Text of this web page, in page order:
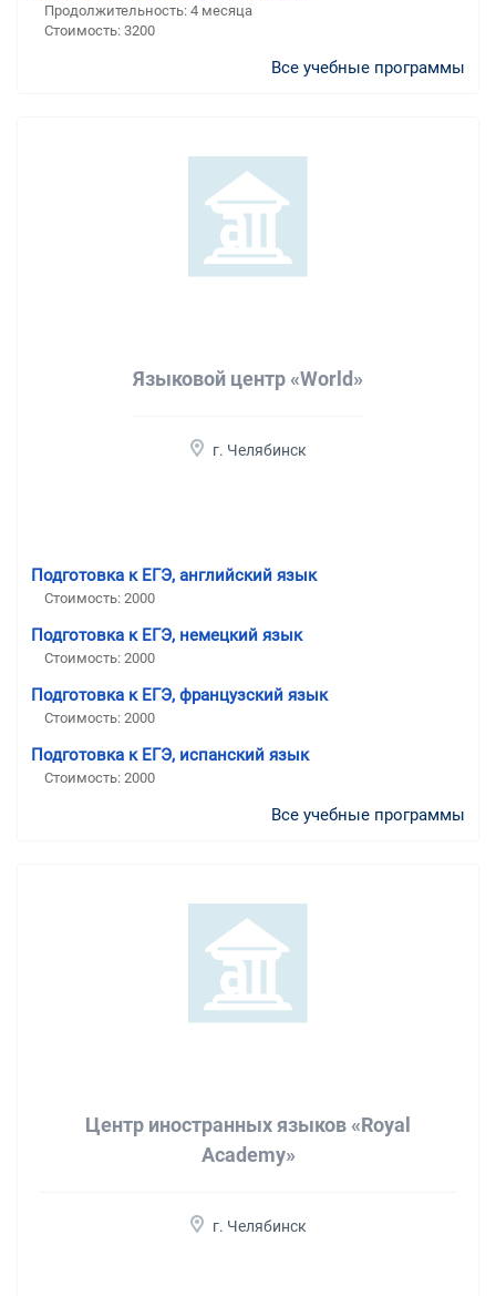
Продолжительность: 4 месяца
Стоимость: 3200
Все учебные программы
Языковой центр «World»
г. Челябинск
Подготовка к ЕГЭ, английский язык
Стоимость: 2000
Подготовка к ЕГЭ, немецкий язык
Стоимость: 2000
Подготовка к ЕГЭ, французский язык
Стоимость: 2000
Подготовка к ЕГЭ, испанский язык
Стоимость: 2000
Все учебные программы
Центр иностранных языков «Royal
Academy»
г. Челябинск